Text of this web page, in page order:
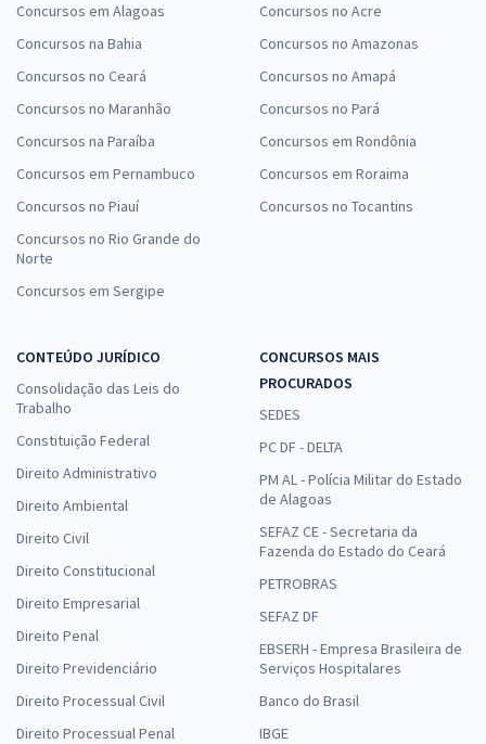
Concursos em Alagoas
Concursos na Bahia
Concursos no Ceará
Concursos no Maranhão
Concursos na Paraíba
Concursos em Pernambuco
Concursos no Piauí
Concursos no Rio Grande do
Norte
Concursos em Sergipe
Concursos no Acre
Concursos no Amazonas
Concursos no Amapá
Concursos no Pará
Concursos em Rondônia
Concursos em Roraima
Concursos no Tocantins
CONTEÚDO JURÍDICO
Consolidação das Leis do
Trabalho
Constituição Federal
Direito Administrativo
Direito Ambiental
Direito Civil
Direito Constitucional
Direito Empresarial
Direito Penal
Direito Previdenciário
Direito Processual Civil
Direito Processual Penal
CONCURSOS MAIS
PROCURADOS
SEDES
PC DF - DELTA
PM AL - Polícia Militar do Estado
de Alagoas
SEFAZ CE - Secretaria da
Fazenda do Estado do Ceará
PETROBRAS
SEFAZ DF
EBSERH - Empresa Brasileira de
Serviços Hospitalares
Banco do Brasil
IBGE